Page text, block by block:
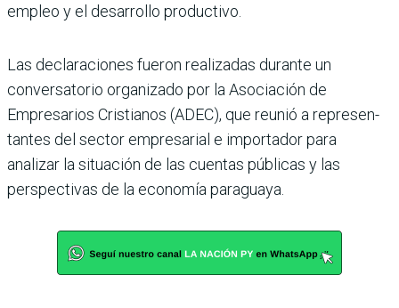
empleo y el desarro­llo productivo.
Las declaraciones fueron rea­lizadas durante un
conversa­torio organizado por la Asocia­ción de
Empresarios Cristianos (ADEC), que reunió a represen­
tantes del sector empresarial e importador para
analizar la situación de las cuentas públi­cas y las
perspectivas de la eco­nomía paraguaya.